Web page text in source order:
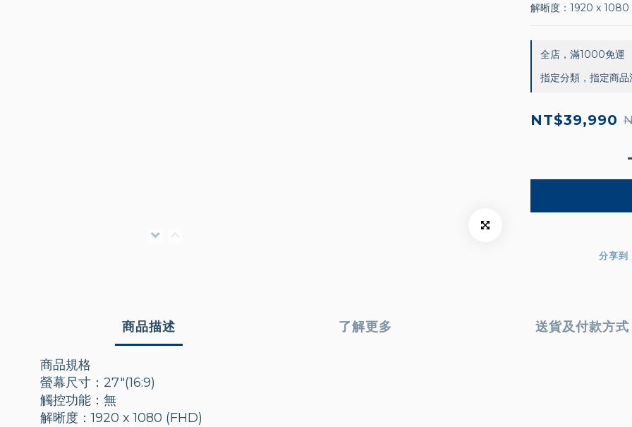
解晰度：1920 x
全店，滿1000免運
指定分類，指定商
NT$39,990
分享到
商品描述 了解更多 送貨及付款方式
商品規格
螢幕尺寸：27"(16:9)
觸控功能：無
解晰度：1920 x 1080 (FHD)